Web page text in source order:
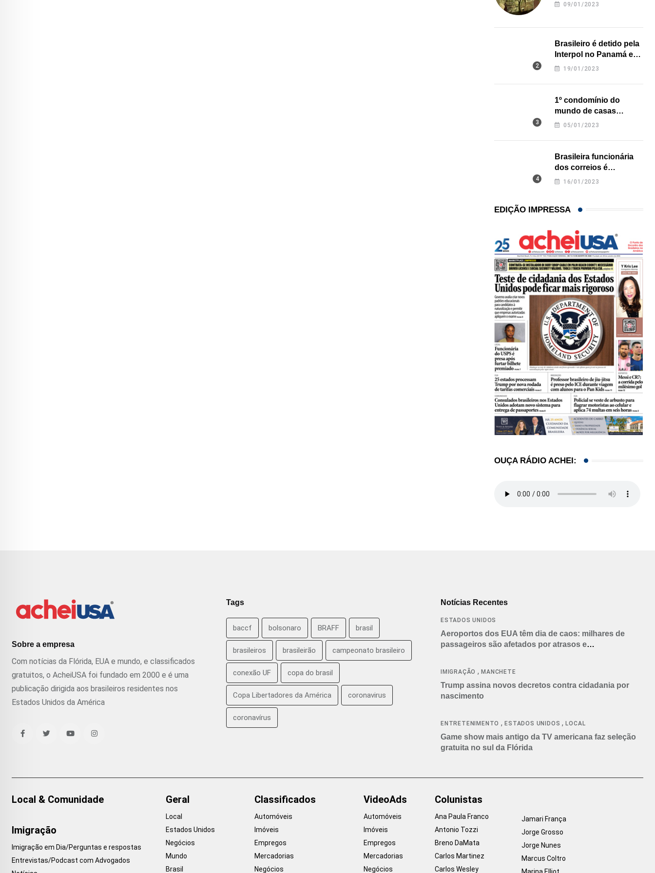
09/01/2023
Brasileiro é detido pela
Interpol no Panamá e
pode pegar prisão
19/01/2023
1º condomínio do
mundo de casas
impressas em 3D é
05/01/2023
Brasileira funcionária
dos correios é
assassinada a facadas
16/01/2023
EDIÇÃO IMPRESSA
OUÇA RÁDIO ACHEI:
Sobre a empresa
Com notícias da Flórida, EUA e mundo, e classificados
gratuitos, o AcheiUSA foi fundado em 2000 e é uma
publicação dirigida aos brasileiros residentes nos
Estados Unidos da América
Tags
baccf bolsonaro BRAFF brasil
brasileiros brasileirão campeonato brasileiro
conexão UF copa do brasil
Copa Libertadores da América coronavirus
coronavírus
Notícias Recentes
ESTADOS UNIDOS
Aeroportos dos EUA têm dia de caos: milhares de
passageiros são afetados por atrasos e
IMIGRAÇÃO ,MANCHETE
Trump assina novos decretos contra cidadania por
nascimento
ENTRETENIMENTO ,ESTADOS UNIDOS ,LOCAL
Game show mais antigo da TV americana faz seleção
gratuita no sul da Flórida
Local & Comunidade
Imigração
Imigração em Dia/Perguntas e respostas
Entrevistas/Podcast com Advogados
Geral
Local
Estados Unidos
Negócios
Mundo
Brasil
Classificados
Automóveis
Imóveis
Empregos
Mercadorias
Negócios
VideoAds
Automóveis
Imóveis
Empregos
Mercadorias
Negócios
Colunistas
Ana Paula Franco
Antonio Tozzi
Breno DaMata
Carlos Martinez
Carlos Wesley
Jamari França
Jorge Grosso
Jorge Nunes
Marcus Coltro